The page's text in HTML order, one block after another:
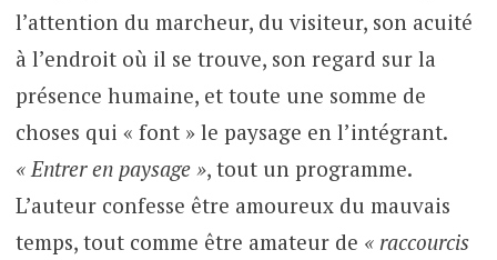
l’attention du marcheur, du visiteur, son acuité
à l’endroit où il se trouve, son regard sur la
présence humaine, et toute une somme de
choses qui « font » le paysage en l’intégrant.
« Entrer en paysage », tout un programme.
L’auteur confesse être amoureux du mauvais
temps, tout comme être amateur de « raccourcis